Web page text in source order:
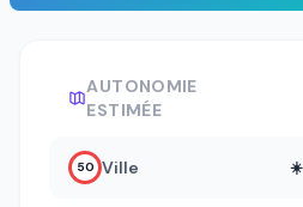
AUTONOMIE
ESTIMÉE
50 Ville ☀️